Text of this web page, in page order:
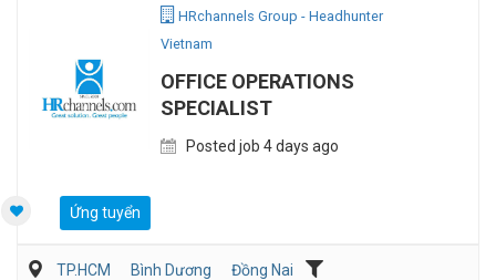
HRchannels Group - Headhunter
Vietnam
OFFICE OPERATIONS
SPECIALIST
Posted job 4 days ago
Ứng tuyển
TP.HCM Bình Dương
Đồng Nai